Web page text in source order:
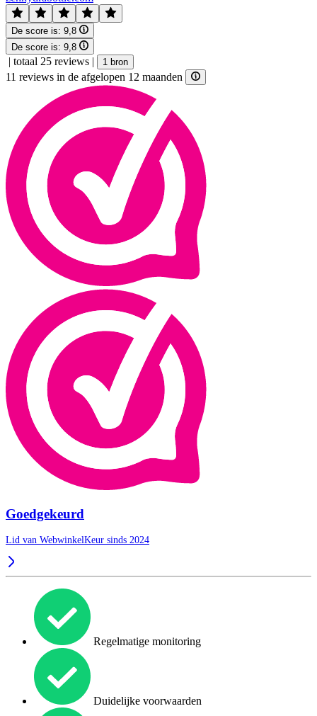
De score is: 9,8
De score is: 9,8
| totaal 25 reviews | 1 bron
11 reviews in de afgelopen 12 maanden
Goedgekeurd
Lid van WebwinkelKeur sinds 2024
Regelmatige monitoring
Duidelijke voorwaarden